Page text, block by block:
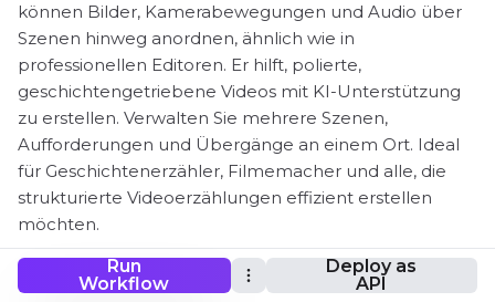
Run
Workflow
Deploy as
API
können Bilder, Kamerabewegungen und Audio über
Szenen hinweg anordnen, ähnlich wie in
professionellen Editoren. Er hilft, polierte,
geschichtengetriebene Videos mit KI-Unterstützung
zu erstellen. Verwalten Sie mehrere Szenen,
Aufforderungen und Übergänge an einem Ort. Ideal
für Geschichtenerzähler, Filmemacher und alle, die
strukturierte Videoerzählungen effizient erstellen
möchten.